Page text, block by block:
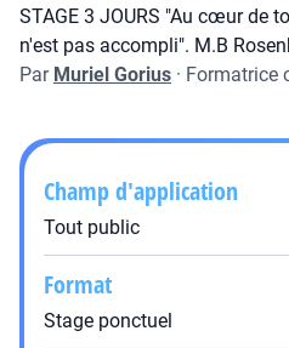
STAGE 3 JOURS "Au cœur de
n'est pas accompli". M.B
Par Muriel Gorius · Formatrice
Champ d'application
Tout public
Format
Stage ponctuel